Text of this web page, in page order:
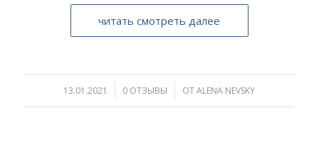
читать смотреть далее
13.01.2021
/ 0 ОТЗЫВЫ
/ ОТALENA NEVSKY